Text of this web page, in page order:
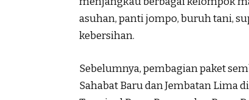
asuhan, panti jompo, buruh tani,
kebersihan.
Sebelumnya, pembagian paket
Sahabat Baru dan Jembatan Lima